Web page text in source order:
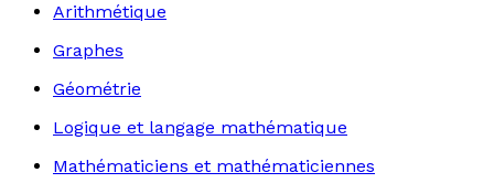
Arithmétique
Graphes
Géométrie
Logique et langage mathématique
Mathématiciens et mathématiciennes